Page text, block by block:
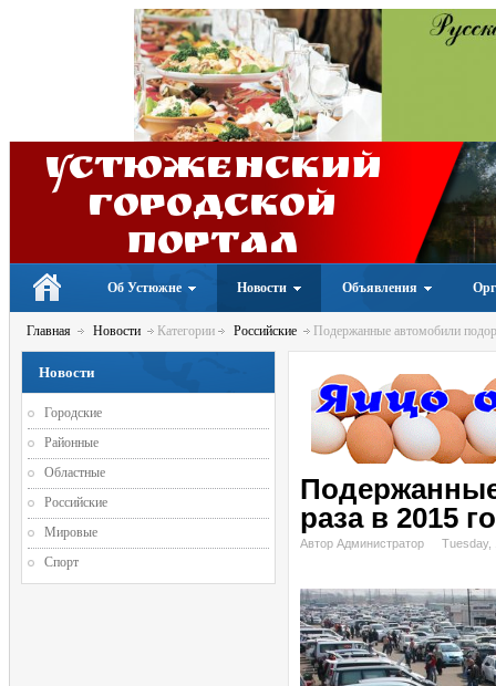
Устюженский
Городской
портал
Об Устюжне Новости Объявления
Главная Новости Категории Российские Подержанные автомобили
раза в 2015
Автор Администратор Tuesday,
Новости
Городские
Районные
Областные
Российские
Мировые
Спорт